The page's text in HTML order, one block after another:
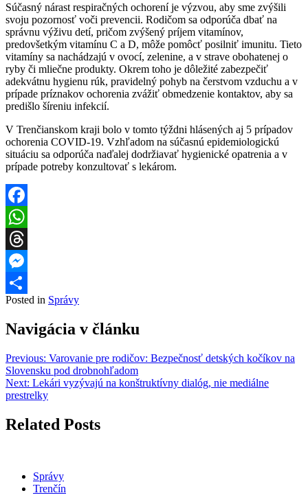
Súčasný nárast respiračných ochorení je výzvou, aby sme zvýšili
svoju pozornosť voči prevencii. Rodičom sa odporúča dbať na
správnu výživu detí, pričom zvýšený príjem vitamínov,
predovšetkým vitamínu C a D, môže pomôcť posilniť imunitu. Tieto
vitamíny sa nachádzajú v ovocí, zelenine, a v strave obohatenej o
ryby či mliečne produkty. Okrem toho je dôležité zabezpečiť
adekvátnu hygienu rúk, pravidelný pohyb na čerstvom vzduchu a v
prípade príznakov ochorenia zvážiť obmedzenie kontaktov, aby sa
predišlo šíreniu infekcií.
V Trenčianskom kraji bolo v tomto týždni hlásených aj 5 prípadov
ochorenia COVID-19. Vzhľadom na súčasnú epidemiologickú
situáciu sa odporúča naďalej dodržiavať hygienické opatrenia a v
prípade potreby konzultovať s lekárom.
Facebook
WhatsApp
Threads
Messenger
Share
Posted in Správy
Navigácia v článku
Previous: Varovanie pre rodičov: Bezpečnosť detských kočíkov na
Slovensku pod drobnohľadom
Next: Lekári vyzývajú na konštruktívny dialóg, nie mediálne
prestrelky
Related Posts
Správy
Trenčín